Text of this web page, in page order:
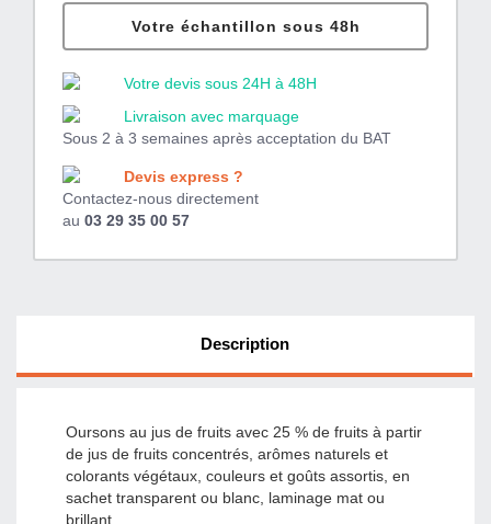
Votre échantillon sous 48h
Votre devis sous 24H à 48H
Livraison avec marquage
Sous 2 à 3 semaines après acceptation du BAT
Devis express ?
Contactez-nous directement
au 03 29 35 00 57
Description
Oursons au jus de fruits avec 25 % de fruits à partir
de jus de fruits concentrés, arômes naturels et
colorants végétaux, couleurs et goûts assortis, en
sachet transparent ou blanc, laminage mat ou
brillant.